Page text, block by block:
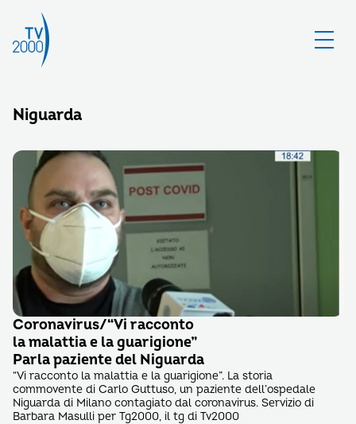
Niguarda
Coronavirus/“Vi racconto
la malattia e la guarigione”
Parla paziente del Niguarda
“Vi racconto la malattia e la guarigione”. La storia
commovente di Carlo Guttuso, un paziente dell’ospedale
Niguarda di Milano contagiato dal coronavirus. Servizio di
Barbara Masulli per Tg2000, il tg di Tv2000